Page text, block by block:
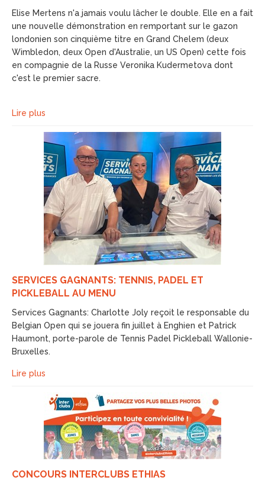
Elise Mertens n'a jamais voulu lâcher le double. Elle en a fait
une nouvelle démonstration en remportant sur le gazon
londonien son cinquième titre en Grand Chelem (deux
Wimbledon, deux Open d'Australie, un US Open) cette fois
en compagnie de la Russe Veronika Kudermetova dont
c'est le premier sacre.
Lire plus
SERVICES GAGNANTS: TENNIS, PADEL ET
PICKLEBALL AU MENU
Services Gagnants: Charlotte Joly reçoit le responsable du
Belgian Open qui se jouera fin juillet à Enghien et Patrick
Haumont, porte-parole de Tennis Padel Pickleball Wallonie-
Bruxelles.
Lire plus
CONCOURS INTERCLUBS ETHIAS